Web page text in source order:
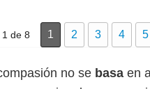
de 8 1 2 3 4 5
no se basa en